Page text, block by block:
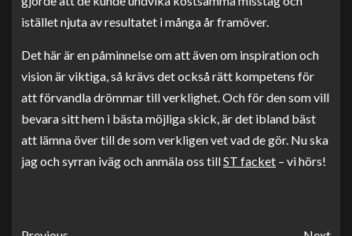
istället njuta av resultatet i många år framöver.
Det här är en påminnelse om att även om inspiration och
vision är viktiga, så krävs det också rätt kompetens för
att förvandla drömmar till verklighet. Och för den som vill
bevara sitt hem i bästa möjliga skick, är det ibland bäst
att lämna över till de som verkligen vet vad de gör. Nu ska
jag och syrran iväg och anmäla oss tillST facket – vi hörs!